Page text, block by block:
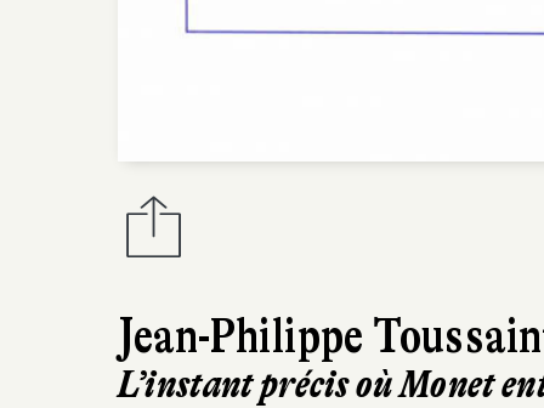
Jean-Philippe
L’instant précis où Monet